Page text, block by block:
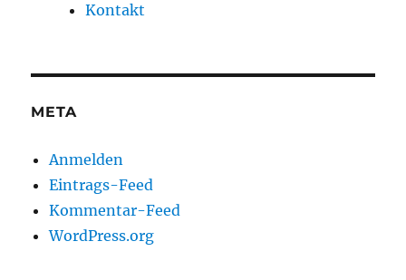
Kontakt
META
Anmelden
Eintrags-Feed
Kommentar-Feed
WordPress.org